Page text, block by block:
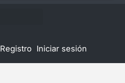
Registro Iniciar sesión